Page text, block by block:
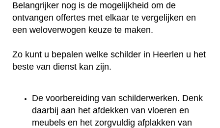
Belangrijker nog is de mogelijkheid om de
ontvangen offertes met elkaar te vergelijken en
een weloverwogen keuze te maken.
Zo kunt u bepalen welke schilder in Heerlen u het
beste van dienst kan zijn.
De voorbereiding van schilderwerken. Denk
daarbij aan het afdekken van vloeren en
meubels en het zorgvuldig afplakken van